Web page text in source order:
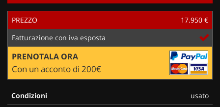
PREZZO
17.950 €
Fatturazione con iva esposta
PRENOTALA ORA
Con un acconto di 200€
Condizioni
usato